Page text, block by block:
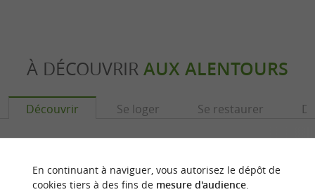
À DÉCOUVRIR AUX ALENTOURS
Découvrir Se loger Se restaurer
En continuant à naviguer, vous autorisez le dépôt de
cookies tiers à des fins de mesure d'audience.